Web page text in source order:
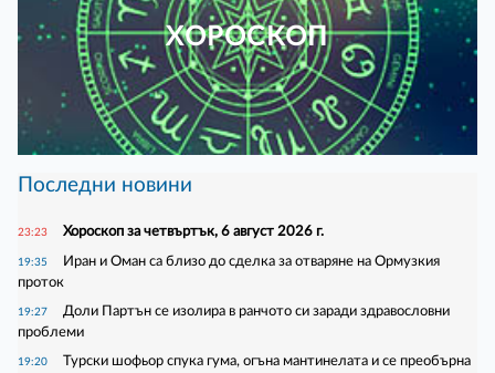
ХОРОСКОП
Последни новини
23:23 Хороскоп за четвъртък, 6 август 2026 г.
19:35
Иран и Оман са близо до сделка за отваряне на Ормузкия
проток
19:27
Доли Партън се изолира в ранчото си заради здравословни
проблеми
19:20
Турски шофьор спука гума, огъна мантинелата и се преобърна